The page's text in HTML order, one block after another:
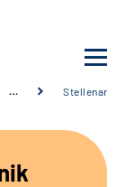
…